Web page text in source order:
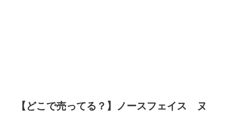
【どこで売ってる？】ノースフェイス ヌ